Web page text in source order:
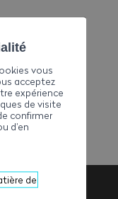
vous
acceptez
expérience
de visite
confirmer
d’en
de